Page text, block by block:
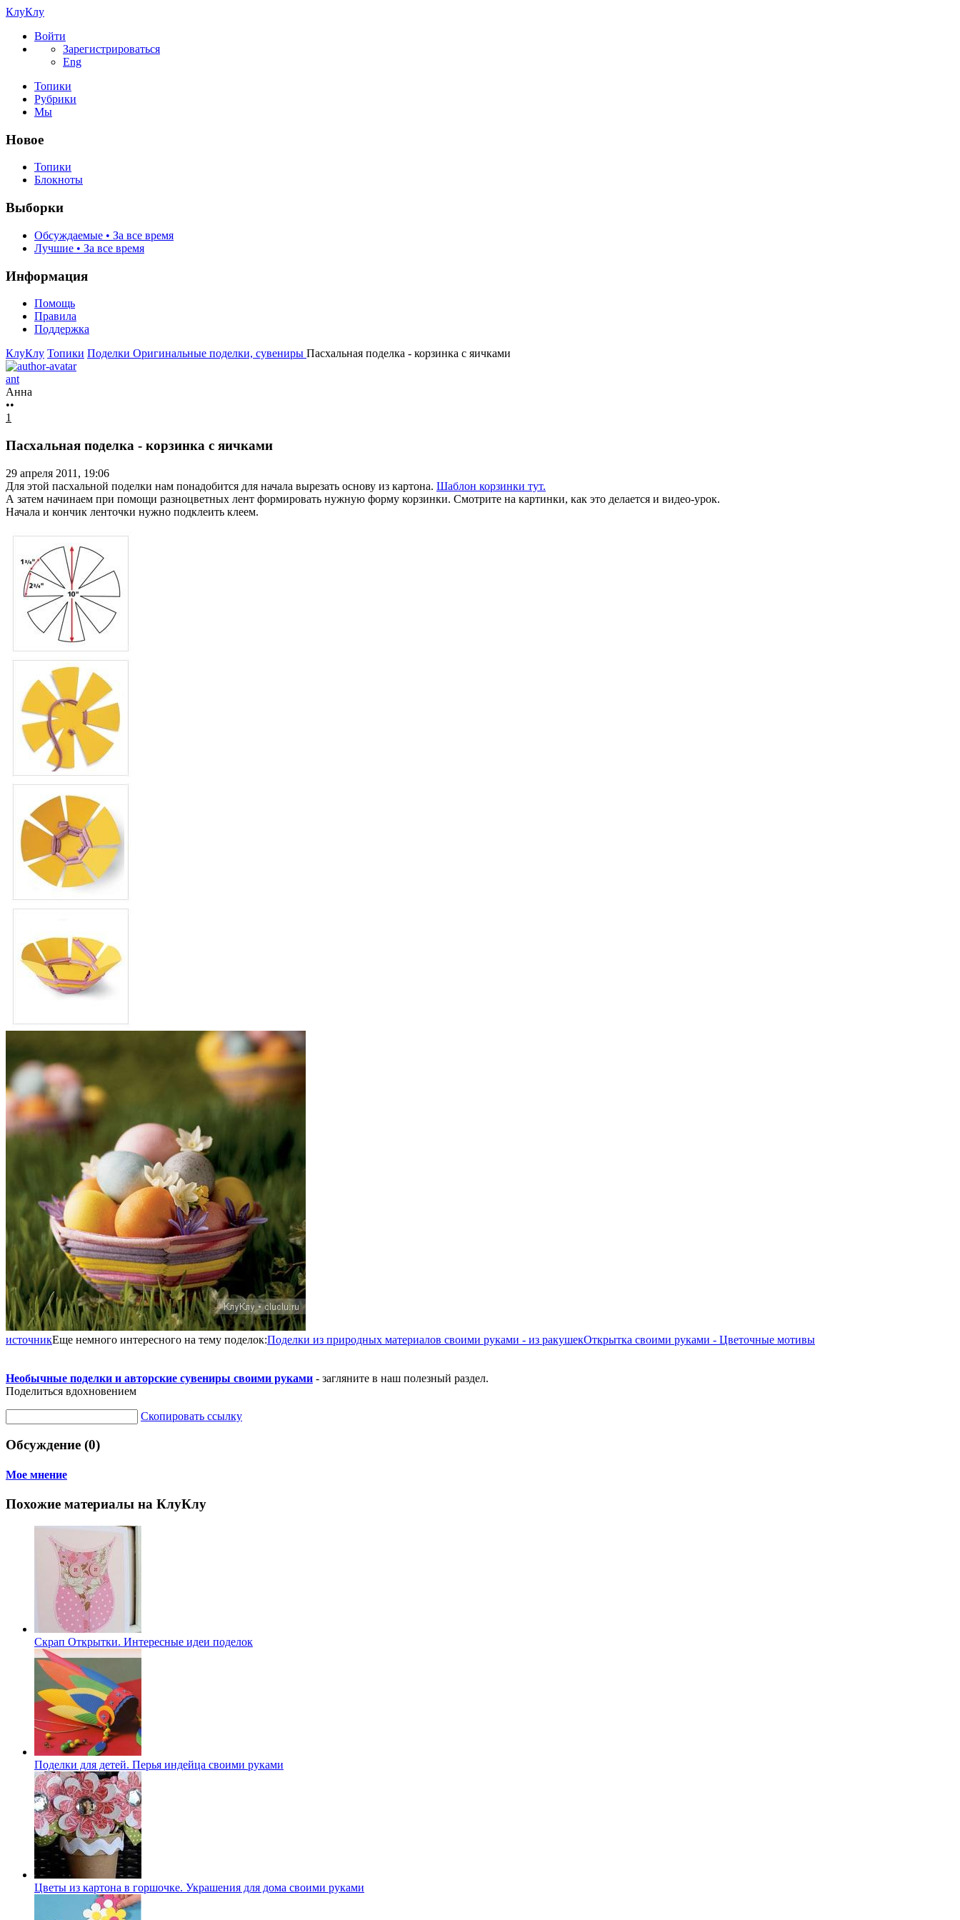
КлуКлу
Войти
Зарегистрироваться
Eng
Топики
Рубрики
Мы
Новое
Топики
Блокноты
Выборки
Обсуждаемые • За все время
Лучшие • За все время
Информация
Помощь
Правила
Поддержка
КлуКлу Топики Поделки Оригинальные поделки, сувениры Пасхальная поделка - корзинка с яичками
ant
Анна
••
1
Пасхальная поделка - корзинка с яичками
29 апреля 2011, 19:06
Для этой пасхальной поделки нам понадобится для начала вырезать основу из картона. Шаблон корзинки тут.
А затем начинаем при помощи разноцветных лент формировать нужную форму корзинки. Смотрите на картинки, как это делается и видео-урок.
Начала и кончик ленточки нужно подклеить клеем.
источникЕще немного интересного на тему поделок:Поделки из природных материалов своими руками - из ракушекОткрытка своими руками - Цветочные мотивы
Необычные поделки и авторские сувениры своими руками - загляните в наш полезный раздел.
Поделиться вдохновением
Скопировать ссылку
Обсуждение (0)
Мое мнение
Похожие материалы на КлуКлу
Скрап Открытки. Интересные идеи поделок
Поделки для детей. Перья индейца своими руками
Цветы из картона в горшочке. Украшения для дома своими руками